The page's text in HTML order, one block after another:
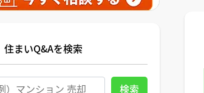
住まいQ&Aを検索